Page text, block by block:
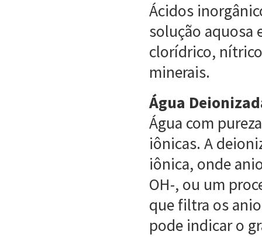
Ácidos
solução aquosa
clorídrico,
minerais.
Água
Água com
iônicas. A
iônica, onde
OH-, ou um
que filtra os
pode indicar o